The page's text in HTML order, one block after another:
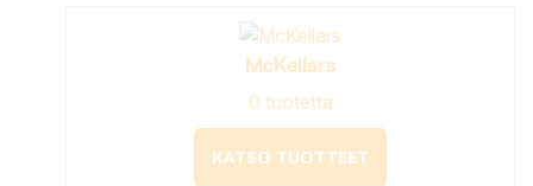
McKellars
0 tuotetta
KATSO TUOTTEET